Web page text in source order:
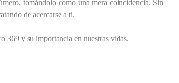
tomándolo como una mera coincidencia. Sin
de acercarse a ti.
369 y su importancia en nuestras vidas.